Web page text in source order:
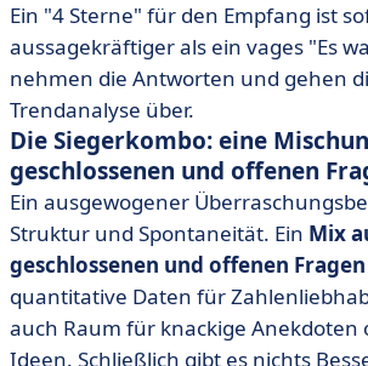
Ein "4 Sterne" für den Empfang ist
aussagekräftiger als ein vages "Es
nehmen die Antworten und gehen
Trendanalyse über.
Die Siegerkombo: eine
geschlossenen und offenen
Ein ausgewogener
Struktur und Spontaneität. Ein Mix
geschlossenen und offenen Fragen
quantitative Daten für
auch Raum für knackige Anekdoten
Ideen. Schließlich gibt es nichts